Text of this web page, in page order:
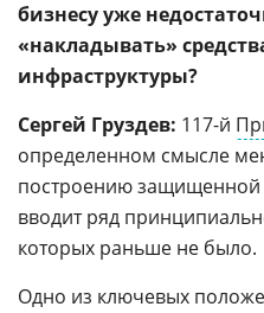
бизнесу уже
«накладывать»
инфраструктуры?
Сергей Груздев: 117-й
определенном смысле
построению защищенной
вводит ряд
которых раньше не было.
Одно из ключевых